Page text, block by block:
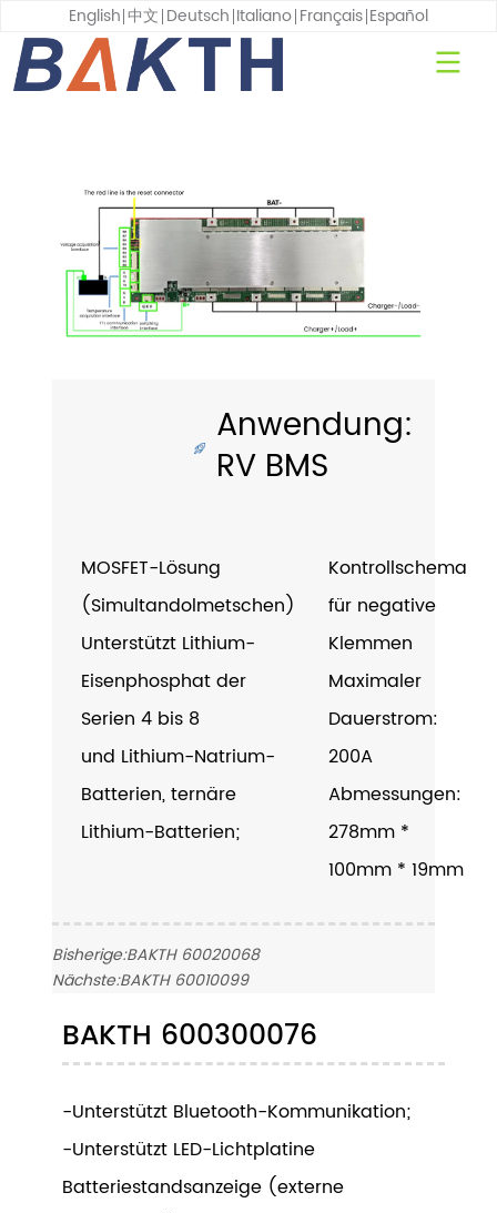
English 中文 Deutsch Italiano Français Español
Anwendung:
RV BMS
MOSFET-Lösung
(Simultandolmetschen)
Unterstützt Lithium-
Eisenphosphat der
Serien 4 bis 8
und Lithium-Natrium-
Batterien, ternäre
Lithium-Batterien;
Kontrollschema
für negative
Klemmen
Maximaler
Dauerstrom:
200A
Abmessungen:
278mm *
100mm * 19mm
Bisherige:BAKTH 60020068
Nächste:BAKTH 60010099
BAKTH 600300076
-Unterstützt Bluetooth-Kommunikation;
-Unterstützt LED-Lichtplatine
Batteriestandsanzeige (externe